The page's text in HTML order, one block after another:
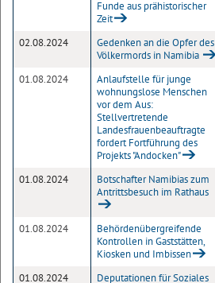
Funde aus prähistorischer
Zeit
02.08.2024
Gedenken an die Opfer des
Völkermords in Namibia
01.08.2024
Anlaufstelle für junge
wohnungslose Menschen
vor dem Aus:
Stellvertretende
Landesfrauenbeauftragte
fordert Fortführung des
Projekts "Andocken"
01.08.2024
Botschafter Namibias zum
Antrittsbesuch im Rathaus
01.08.2024
Behördenübergreifende
Kontrollen in Gaststätten,
Kiosken und Imbissen
01.08.2024
Deputationen für Soziales